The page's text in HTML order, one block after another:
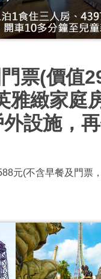
票(價值
雅緻家庭
設施，
元(不含早餐及門票